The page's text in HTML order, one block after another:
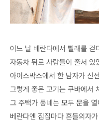
어느 날 베란다에서 빨래를 걷
자동차 뒤로 사람들이 줄서
아이스박스에서 한 남자가 신
그렇게 좋은 고기는 쿠바에서
그 주택가 동네는 모두 문을
베란다엔 집집마다 흔들의자